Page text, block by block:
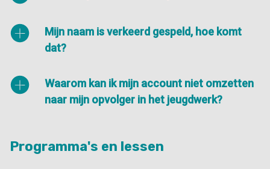
Mijn naam is verkeerd gespeld, hoe komt
dat?
Waarom kan ik mijn account niet omzetten
naar mijn opvolger in het jeugdwerk?
Programma's en lessen